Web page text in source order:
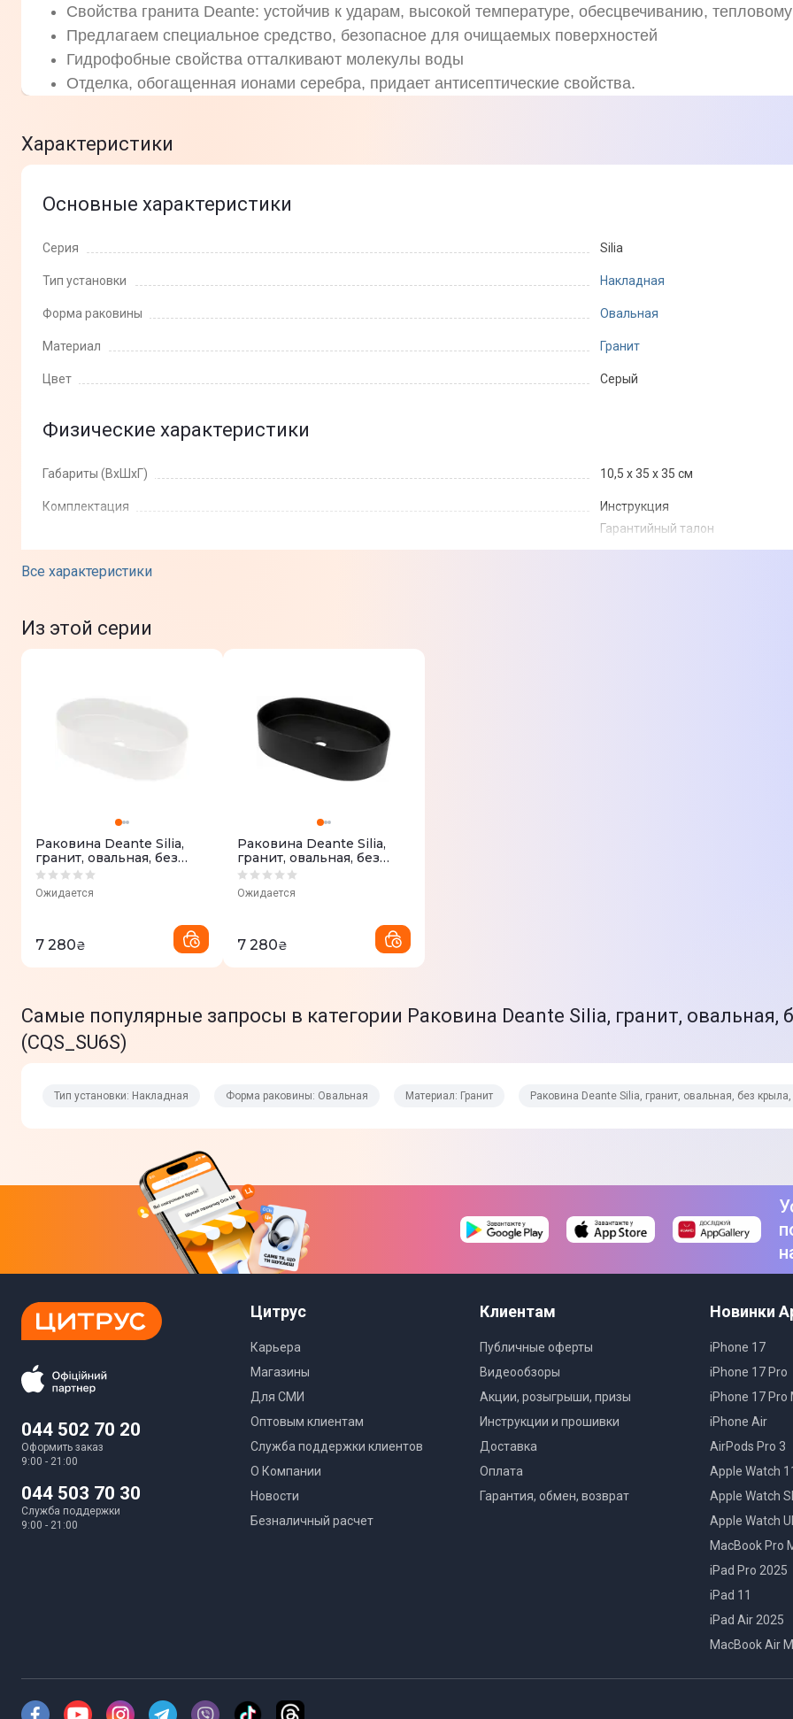
Свойства гранита Deante: устойчив к ударам, высокой температуре, обесцвечиванию,
Предлагаем специальное средство, безопасное для очищаемых поверхностей
Гидрофобные свойства отталкивают молекулы воды
Отделка, обогащенная ионами серебра, придает антисептические свойства.
Характеристики
Все характеристики
Основные характеристики
Серия Silia
Тип установки Накладная
Форма раковины Овальная
Материал Гранит
Цвет Серый
Физические характеристики
Габариты (ВхШхГ) 10,5 х 35 х 35 см
Комплектация
Инструкция
Гарантийный талон
Раковина
Юридическая информация
Из этой серии
Раковина Deante Silia,
гранит, овальная, без
крыла, 350х550х105мм,
алебастр (CQS_AU6S)
Ожидается
7 280₴
Раковина Deante Silia,
гранит, овальная, без
крыла, 350х550х105мм,
черный матовый
(CQS_NU6S)
Ожидается
7 280₴
Самые популярные запросы в категории Раковина Deante Silia, гранит, овальная,
(CQS_SU6S)
Тип установки: Накладная Форма раковины: Овальная Материал: Гранит Раковина Deante Silia, гранит, овальная, без
044 502 70 20
Оформить заказ
9:00 - 21:00
044 503 70 30
Служба поддержки
9:00 - 21:00
Цитрус
Карьера
Магазины
Для СМИ
Оптовым клиентам
Служба поддержки клиентов
О Компании
Новости
Безналичный расчет
Клиентам
Публичные оферты
Видеообзоры
Акции, розыгрыши, призы
Инструкции и прошивки
Доставка
Оплата
Гарантия, обмен, возврат
Новинки
iPhone 17
iPhone 17 Pro
iPhone 17 Pro
iPhone Air
AirPods Pro 3
Apple Watch
Apple Watch
Apple Watch
MacBook Pro
iPad Pro 2025
iPad 11
iPad Air 2025
MacBook Air